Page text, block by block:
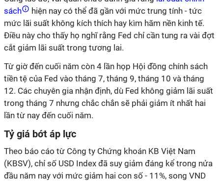
sách
hiện nay có thể đã gần với mức trung tính - tức
mức lãi suất không kích thích hay kìm hãm nền kinh tế.
Điều này cho thấy họ nghĩ rằng Fed chỉ cần tung ra vài đợt
cắt giảm lãi suất trong tương lai.
Từ giờ đến cuối năm còn 4 lần họp Hội đồng chính sách
tiền tệ của Fed vào tháng 7, tháng 9, tháng 10 và tháng
12. Các chuyên gia nhận định, dù Fed không giảm lãi suất
trong tháng 7 nhưng chắc chắn sẽ phải giảm ít nhất hai
lần từ nay đến cuối năm.
Tỷ giá bớt áp lực
Theo báo cáo từ Công ty Chứng khoán KB Việt Nam
(KBSV), chỉ số USD Index đã suy giảm đáng kể trong nửa
đầu năm nay với mức giảm hai con số - 11%, song VND